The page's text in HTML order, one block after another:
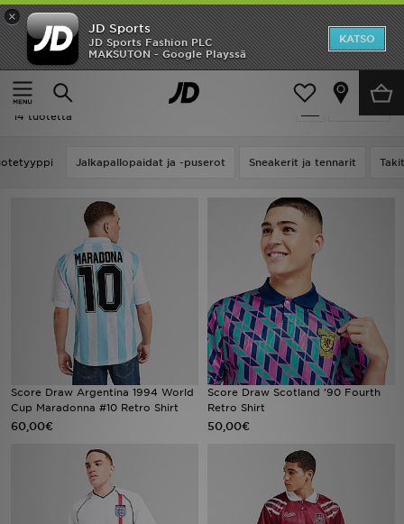
×
JD Sports
JD Sports Fashion PLC
MAKSUTON - Google Playssä
KATSO
Etusivu
Score Draw
Suodata
Score Draw
14 tuotetta
Jalkapallopaidat ja -puserot Sneakerit ja tennarit Takit
Score Draw Argentina 1994 World
Cup Maradonna #10 Retro Shirt
60,00€
Score Draw Scotland '90 Fourth
Retro Shirt
50,00€
Etusivu
Ale
Uutuudet
Suosikit
Tuotemerkit
Inspiroidu
Jalkapallo
Lataa JD-sovellus